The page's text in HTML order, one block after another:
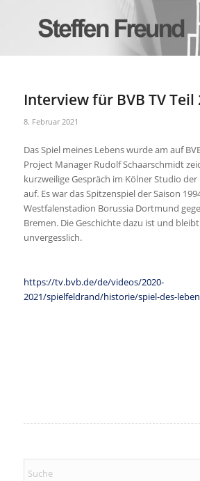
Interview für BVB TV Teil
8. Februar 2021
Das Spiel meines Lebens wurde am auf
Project Manager Rudolf Schaarschmidt
kurzweilige Gespräch im Kölner Studio
auf. Es war das Spitzenspiel der Saison
Westfalenstadion Borussia Dortmund
Bremen. Die Geschichte dazu ist und
unvergesslich.
https://tv.bvb.de/de/videos/2020-
2021/spielfeldrand/historie/spiel-des-